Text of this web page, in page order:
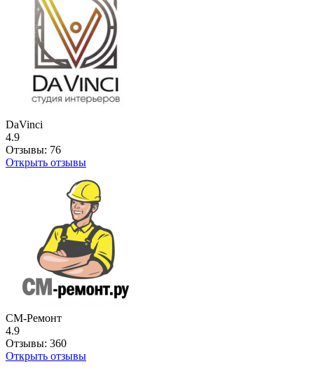
DaVinci
4.9
Отзывы: 76
Открыть отзывы
СМ-Ремонт
4.9
Отзывы: 360
Открыть отзывы